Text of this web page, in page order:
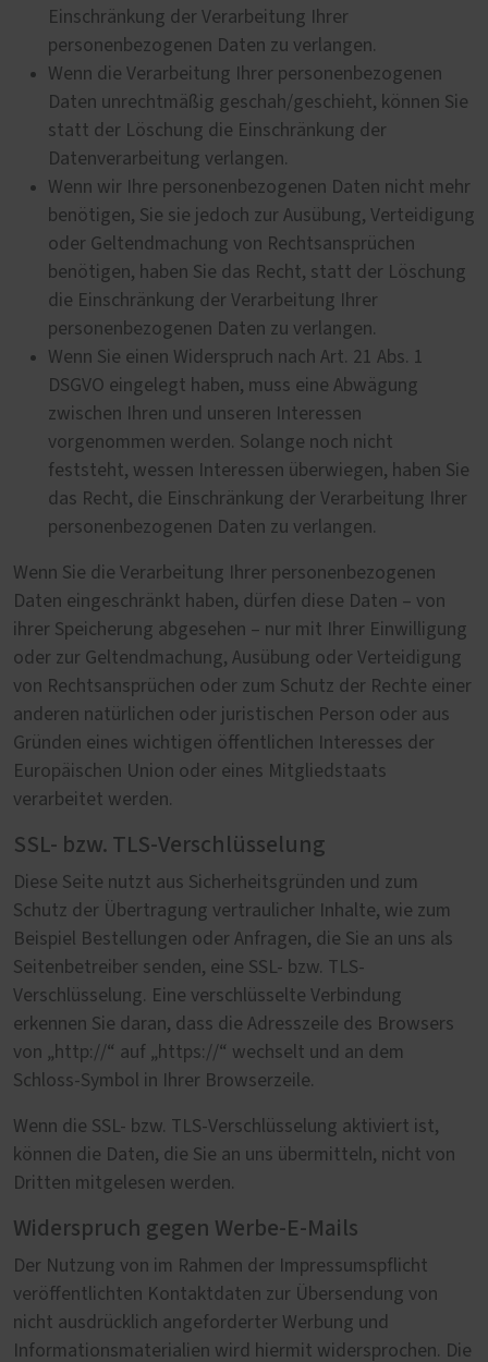
Einschränkung der Verarbeitung Ihrer
personenbezogenen Daten zu verlangen.
Wenn die Verarbeitung Ihrer personenbezogenen
Daten unrechtmäßig geschah/geschieht, können Sie
statt der Löschung die Einschränkung der
Datenverarbeitung verlangen.
Wenn wir Ihre personenbezogenen Daten nicht mehr
benötigen, Sie sie jedoch zur Ausübung, Verteidigung
oder Geltendmachung von Rechtsansprüchen
benötigen, haben Sie das Recht, statt der Löschung
die Einschränkung der Verarbeitung Ihrer
personenbezogenen Daten zu verlangen.
Wenn Sie einen Widerspruch nach Art. 21 Abs. 1
DSGVO eingelegt haben, muss eine Abwägung
zwischen Ihren und unseren Interessen
vorgenommen werden. Solange noch nicht
feststeht, wessen Interessen überwiegen, haben Sie
das Recht, die Einschränkung der Verarbeitung Ihrer
personenbezogenen Daten zu verlangen.
Wenn Sie die Verarbeitung Ihrer personenbezogenen
Daten eingeschränkt haben, dürfen diese Daten – von
ihrer Speicherung abgesehen – nur mit Ihrer Einwilligung
oder zur Geltendmachung, Ausübung oder Verteidigung
von Rechtsansprüchen oder zum Schutz der Rechte einer
anderen natürlichen oder juristischen Person oder aus
Gründen eines wichtigen öffentlichen Interesses der
Europäischen Union oder eines Mitgliedstaats
verarbeitet werden.
SSL- bzw. TLS-Verschlüsselung
Diese Seite nutzt aus Sicherheitsgründen und zum
Schutz der Übertragung vertraulicher Inhalte, wie zum
Beispiel Bestellungen oder Anfragen, die Sie an uns als
Seitenbetreiber senden, eine SSL- bzw. TLS-
Verschlüsselung. Eine verschlüsselte Verbindung
erkennen Sie daran, dass die Adresszeile des Browsers
von „http://“ auf „https://“ wechselt und an dem
Schloss-Symbol in Ihrer Browserzeile.
Wenn die SSL- bzw. TLS-Verschlüsselung aktiviert ist,
können die Daten, die Sie an uns übermitteln, nicht von
Dritten mitgelesen werden.
Widerspruch gegen Werbe-E-Mails
Der Nutzung von im Rahmen der Impressumspflicht
veröffentlichten Kontaktdaten zur Übersendung von
nicht ausdrücklich angeforderter Werbung und
Informationsmaterialien wird hiermit widersprochen. Die